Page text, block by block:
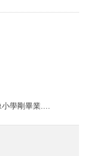
學剛畢業....